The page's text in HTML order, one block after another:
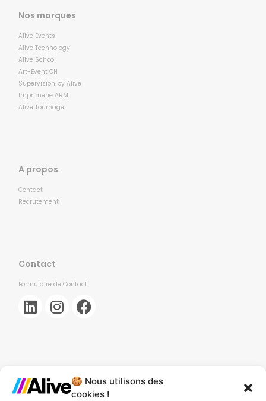
🍪 Nous utilisons des
cookies !
Nos marques
Alive Events
Alive Technology
Alive School
Art-Event CH
Supervision by Alive
Imprimerie ARM
Alive Tournage
A propos
Contact
Recrutement
Contact
Formulaire de Contact
Agence de Lille